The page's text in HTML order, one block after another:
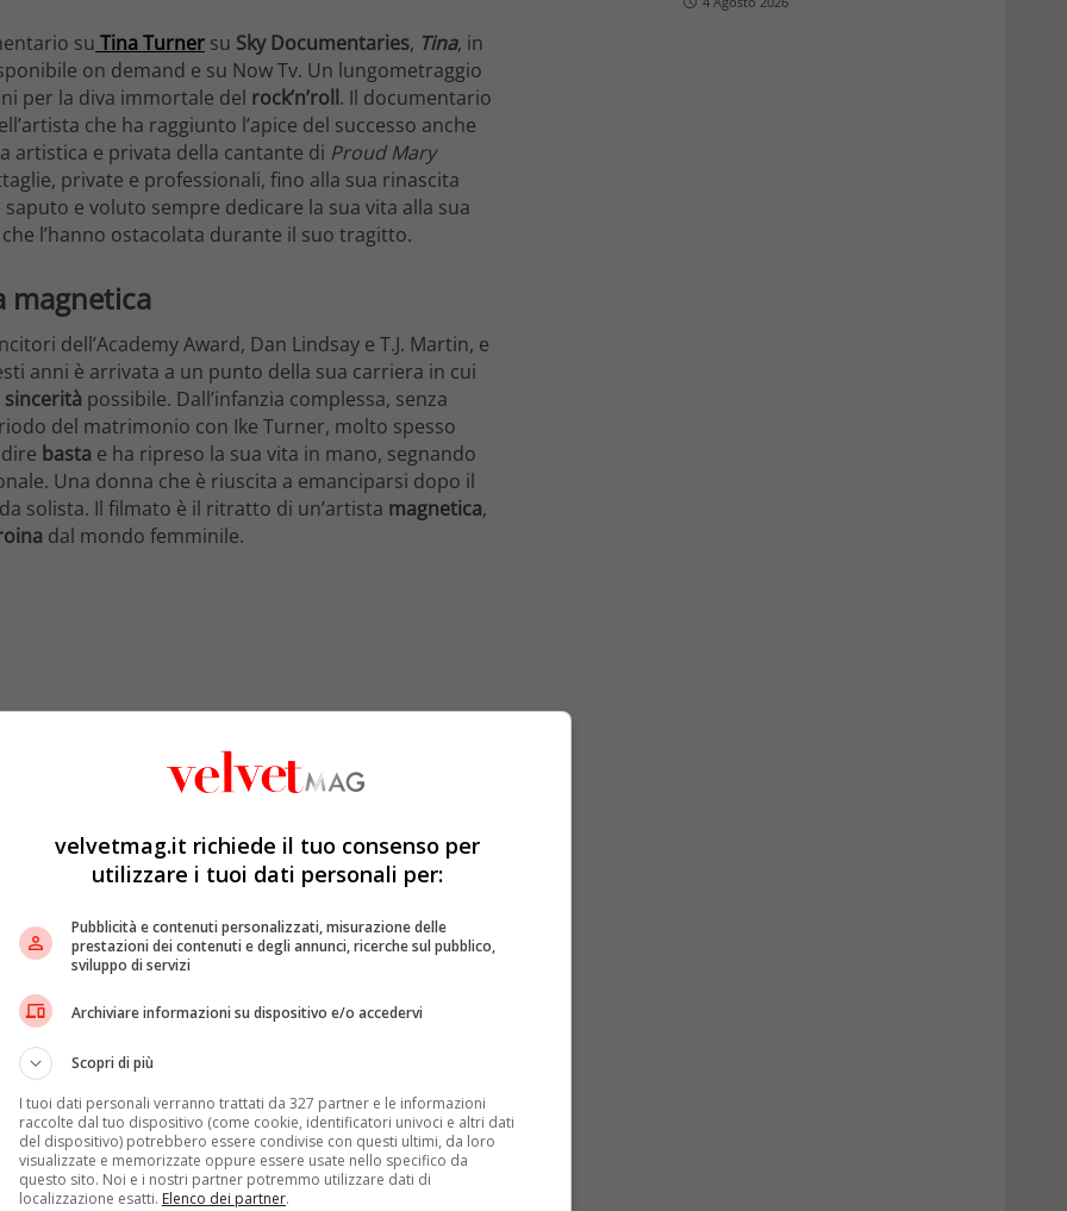
su Tina Turner su Sky Documentaries, Tina, in
on demand e su Now Tv. Un lungometraggio
per la diva immortale del rock’n’roll. Il documentario
che ha raggiunto l’apice del successo anche
artistica e privata della cantante di Proud Mary
private e professionali, fino alla sua rinascita
e voluto sempre dedicare la sua vita alla sua
l’hanno ostacolata durante il suo tragitto.
magnetica
dell’Academy Award, Dan Lindsay e T.J. Martin, e
anni è arrivata a un punto della sua carriera in cui
sincerità possibile. Dall’infanzia complessa, senza
del matrimonio con Ike Turner, molto spesso
basta e ha ripreso la sua vita in mano, segnando
Una donna che è riuscita a emanciparsi dopo il
solista. Il filmato è il ritratto di un’artista magnetica,
dal mondo femminile.
velvetmag.it richiede il tuo consenso per
utilizzare i tuoi dati personali per:
Pubblicità e contenuti personalizzati, misurazione delle
prestazioni dei contenuti e degli annunci, ricerche sul pubblico,
sviluppo di servizi
Archiviare informazioni su dispositivo e/o accedervi
Scopri di più
I tuoi dati personali verranno trattati da 327 partner e le informazioni
raccolte dal tuo dispositivo (come cookie, identificatori univoci e altri dati
del dispositivo) potrebbero essere condivise con questi ultimi, da loro
visualizzate e memorizzate oppure essere usate nello specifico da
questo sito. Noi e i nostri partner potremmo utilizzare dati di
localizzazione esatti. Elenco dei partner.